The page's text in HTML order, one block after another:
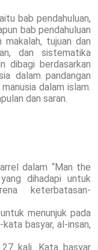
bab pendahuluan,
bab pendahuluan
tujuan dan
dan sistematika
dibagi berdasarkan
dalam pandangan
dalam islam.
dan saran.
dalam “Man the
dihadapi untuk
keterbatasan-
menunjuk pada
basyar, al-insan,
27 kali. Kata basyar